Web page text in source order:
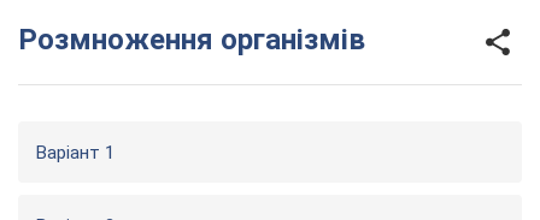
Розмноження організмів
Варіант 1